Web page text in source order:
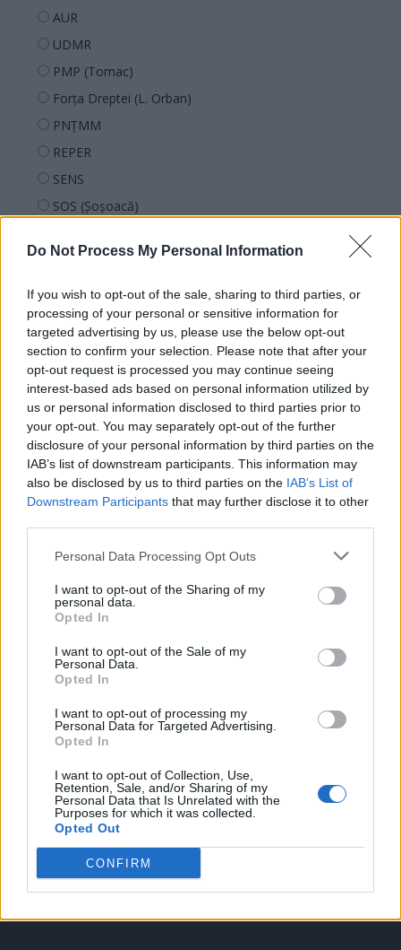
Do Not Process My Personal Information
If you wish to opt-out of the sale, sharing to third parties, or
processing of your personal or sensitive information for
targeted advertising by us, please use the below opt-out
section to confirm your selection. Please note that after your
opt-out request is processed you may continue seeing
interest-based ads based on personal information utilized by
us or personal information disclosed to third parties prior to
your opt-out. You may separately opt-out of the further
disclosure of your personal information by third parties on the
IAB’s list of downstream participants. This information may
also be disclosed by us to third parties on the IAB’s List of
Downstream Participants that may further disclose it to other
Personal Data Processing Opt Outs
I want to opt-out of the Sharing of my
personal data.
Opted In
I want to opt-out of the Sale of my
Personal Data.
Opted In
I want to opt-out of processing my
Personal Data for Targeted Advertising.
Opted In
I want to opt-out of Collection, Use,
Retention, Sale, and/or Sharing of my
Personal Data that Is Unrelated with the
Purposes for which it was collected.
Opted Out
CONFIRM
AUR
UDMR
PMP (Tomac)
Forța Dreptei (L. Orban)
PNȚMM
REPER
SENS
SOS (Șoșoacă)
PACE (Peia)
Acțiunea Conservatoare (Târziu)
PDF (Lazarus)
PUSL (D. Voiculescu)
PNȚCD (Pavelescu)
PNCR (Terheș)
Partidul Patrioților (Surugiu)
FAR (Coarnă)
România pe Primul Loc (Ponta)
Altul
Arhiva sondajelor
ad